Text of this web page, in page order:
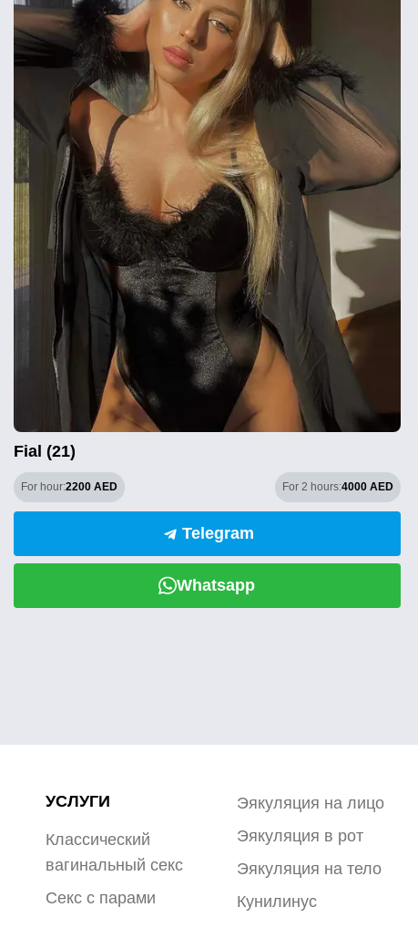
Fial (21)
For hour:2200 AED For 2 hours:4000 AED
Telegram
Whatsapp
УСЛУГИ
Классический
вагинальный секс
Секс с парами
Эякуляция на лицо
Эякуляция в рот
Эякуляция на тело
Кунилинус